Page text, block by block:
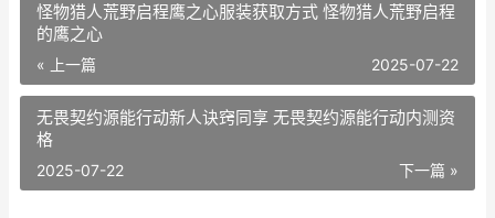
怪物猎人荒野启程鹰之心服装获取方式 怪物猎人荒野启程
的鹰之心
« 上一篇 2025-07-22
无畏契约源能行动新人诀窍同享 无畏契约源能行动内测资
格
下一篇 »
2025-07-22